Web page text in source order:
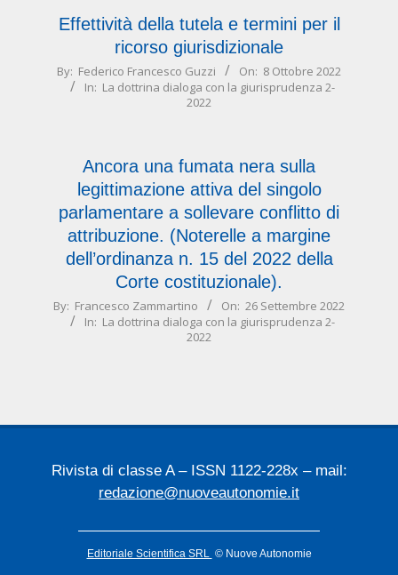
Effettività della tutela e termini per il
ricorso giurisdizionale
2022-
10-
By: Federico Francesco Guzzi On: 8 Ottobre 2022
In: La dottrina dialoga con la giurisprudenza 2-
2022
Ancora una fumata nera sulla
legittimazione attiva del singolo
parlamentare a sollevare conflitto di
attribuzione. (Noterelle a margine
dell’ordinanza n. 15 del 2022 della
Corte costituzionale).
2022-
09-
By: Francesco Zammartino On: 26 Settembre 2022
In: La dottrina dialoga con la giurisprudenza 2-
2022
Rivista di classe A – ISSN 1122-228x – mail:
redazione@nuoveautonomie.it
Editoriale Scientifica SRL © Nuove Autonomie